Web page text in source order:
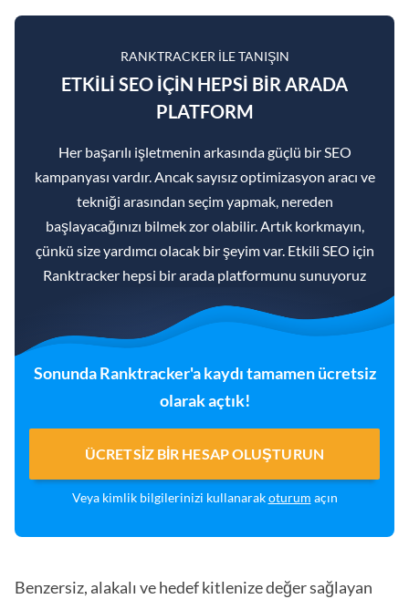
RANKTRACKER ILE TANIŞIN
ETKILI SEO IÇIN HEPSI BIR ARADA
PLATFORM
Her başarılı işletmenin arkasında güçlü bir SEO
kampanyası vardır. Ancak sayısız optimizasyon aracı ve
tekniği arasından seçim yapmak, nereden
başlayacağınızı bilmek zor olabilir. Artık korkmayın,
çünkü size yardımcı olacak bir şeyim var. Etkili SEO için
Ranktracker hepsi bir arada platformunu sunuyoruz
Sonunda Ranktracker'a kaydı tamamen ücretsiz
olarak açtık!
ÜCRETSIZ BIR HESAP OLUŞTURUN
Veya kimlik bilgilerinizi kullanarakoturum açın
Benzersiz, alakalı ve hedef kitlenize değer sağlayan